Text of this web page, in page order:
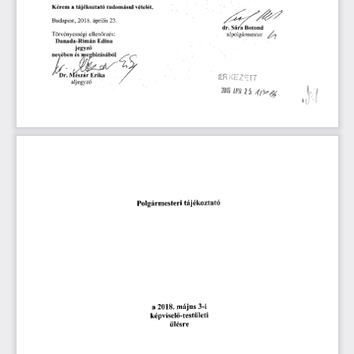
Kérem
  a tájékoztató
  tudomásul
  vételét.
Budapest,
  2018.
  április
  23.
Törvényességi
  ellenőrzés:
Danada-Rimán
  Edina
jegyző
nevében
  és
  megbízásából
dr.
  Sára
  Botond
alpolgármester
Dr.
  Mészár
  Erika
aljegyző
RKEZ€ ÍJJ
Polgármesteri
  tájékoztató
a  2018. május
  3-i
képviselő-testületi
ülésre